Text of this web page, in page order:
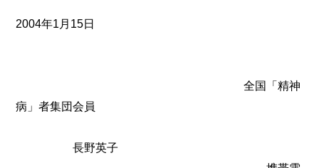
2004年1月15日
全国「精神
病」者集団会員
長野英子